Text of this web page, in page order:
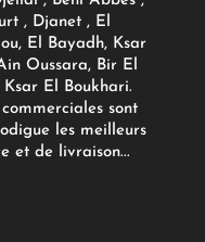
, Djanet , El
El Bayadh, Ksar
Oussara, Bir El
El Boukhari.
sont
les meilleurs
et de livraison...